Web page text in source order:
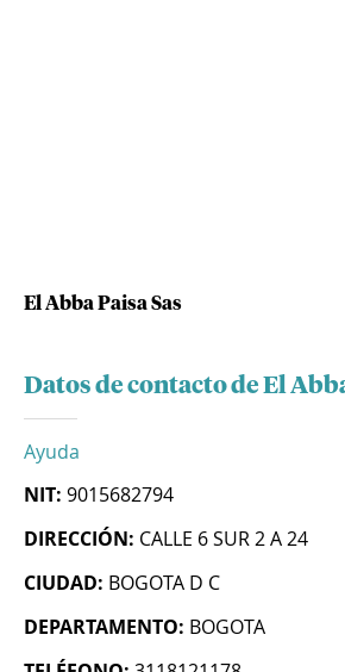
El Abba Paisa Sas
Datos de contacto de El
Ayuda
NIT: 9015682794
DIRECCIÓN: CALLE 6 SUR 2 A 24
CIUDAD: BOGOTA D C
DEPARTAMENTO: BOGOTA